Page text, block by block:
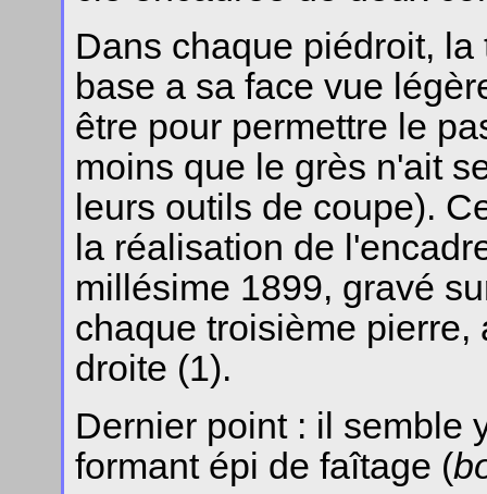
Dans chaque piédroit,
base a sa face vue
être pour permettre le
moins que le grès n'ait
leurs outils de coupe).
la réalisation de
millésime 1899, gravé
chaque troisième
droite (1).
Dernier point : il semble
formant épi de faîtage (